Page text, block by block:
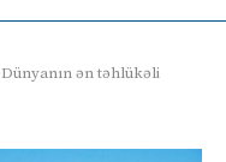
Dünyanın ən təhlükəli